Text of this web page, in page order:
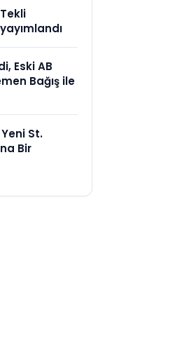
Eski AB
Bağış ile
St.
Bir